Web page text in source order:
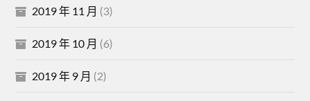
2019 年 11 月 (3)
2019 年 10 月 (6)
2019 年 9 月 (2)